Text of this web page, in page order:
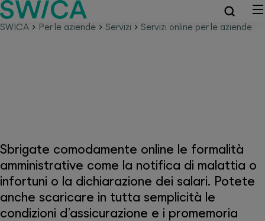
SWICA Per le aziende Servizi Servizi online per le aziende
Sbrigate comodamente online le formalità
amministrative come la notifica di malattia o
infortuni o la dichiarazione dei salari. Potete
anche scaricare in tutta semplicità le
condizioni d’assicurazione e i promemoria